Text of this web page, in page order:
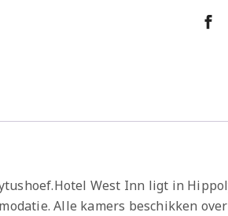
West Inn ligt in
Alle kamers beschikken